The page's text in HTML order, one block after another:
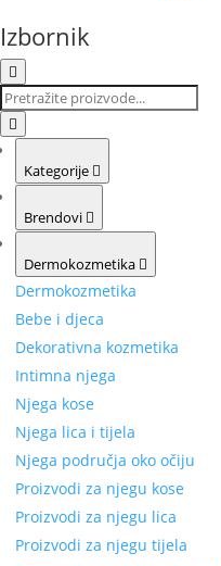
Izbornik
Kategorije
Brendovi
Dermokozmetika
Dermokozmetika
Bebe i djeca
Dekorativna kozmetika
Intimna njega
Njega kose
Njega lica i tijela
Njega područja oko očiju
Proizvodi za njegu kose
Proizvodi za njegu lica
Proizvodi za njegu tijela